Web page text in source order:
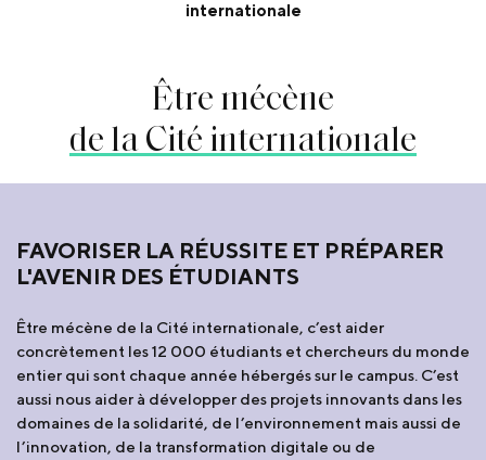
internationale
Être mécène
de la Cité internationale
FAVORISER LA RÉUSSITE ET PRÉPARER
L'AVENIR DES ÉTUDIANTS
Être mécène de la Cité internationale, c’est aider
concrètement les 12 000 étudiants et chercheurs du monde
entier qui sont chaque année hébergés sur le campus. C’est
aussi nous aider à développer des projets innovants dans les
domaines de la solidarité, de l’environnement mais aussi de
l’innovation, de la transformation digitale ou de